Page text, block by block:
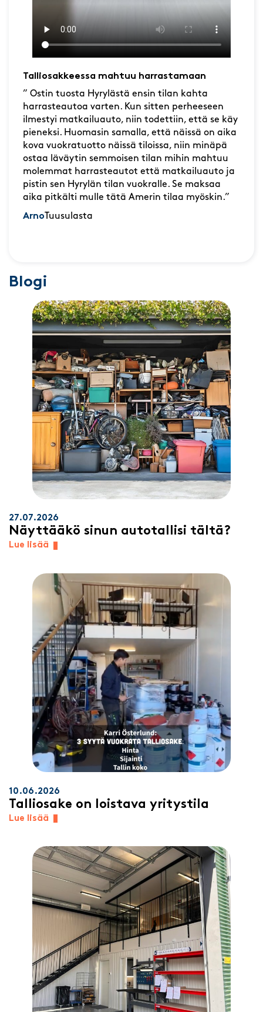
Talliosakkeessa mahtuu harrastamaan
” Ostin tuosta Hyrylästä ensin tilan kahta
harrasteautoa varten. Kun sitten perheeseen
ilmestyi matkailuauto, niin todettiin, että se käy
pieneksi. Huomasin samalla, että näissä on aika
kova vuokratuotto näissä tiloissa, niin minäpä
ostaa läväytin semmoisen tilan mihin mahtuu
molemmat harrasteautot että matkailuauto ja
pistin sen Hyrylän tilan vuokralle. Se maksaa
aika pitkälti mulle tätä Amerin tilaa myöskin.”
ArnoTuusulasta
Blogi
27.07.2026
Näyttääkö sinun autotallisi tältä?
Lue lisää
10.06.2026
Talliosake on loistava yritystila
Lue lisää